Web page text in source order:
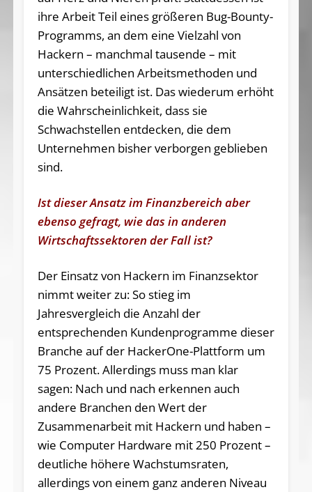
ihre Arbeit Teil eines größeren Bug-Bounty-
Programms, an dem eine Vielzahl von
Hackern – manchmal tausende – mit
unterschiedlichen Arbeitsmethoden und
Ansätzen beteiligt ist. Das wiederum erhöht
die Wahrscheinlichkeit, dass sie
Schwachstellen entdecken, die dem
Unternehmen bisher verborgen geblieben
sind.
Ist dieser Ansatz im Finanzbereich aber
ebenso gefragt, wie das in anderen
Wirtschaftssektoren der Fall ist?
Der Einsatz von Hackern im Finanzsektor
nimmt weiter zu: So stieg im
Jahresvergleich die Anzahl der
entsprechenden Kundenprogramme dieser
Branche auf der HackerOne-Plattform um
75 Prozent. Allerdings muss man klar
sagen: Nach und nach erkennen auch
andere Branchen den Wert der
Zusammenarbeit mit Hackern und haben –
wie Computer Hardware mit 250 Prozent –
deutliche höhere Wachstumsraten,
allerdings von einem ganz anderen Niveau